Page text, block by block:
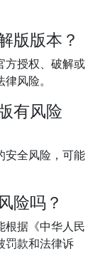
版版本？
方授权、破解或
风险。
有风险
安全风险，可能
险吗？
根据《中华人民
罚款和法律诉